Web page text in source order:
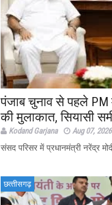
पंजाब चुनाव से पहले PM
की मुलाकात, सियासी
Kodand Garjana Aug 07, 2026
संसद परिसर में प्रधानमंत्री नरेंद्र
छत्‍तीसगढ़